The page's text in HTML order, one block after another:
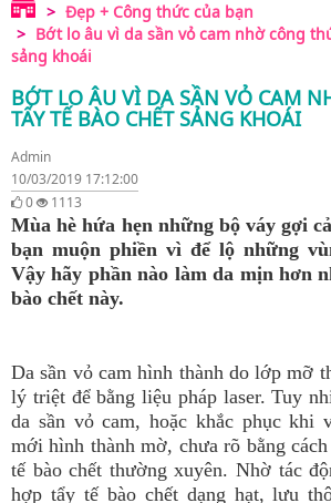
Đẹp + Công thức của bạn
Bớt lo âu vì da sần vỏ cam nhờ công
sảng khoái
BỚT LO ÂU VÌ DA SẦN VỎ CAM
TẨY TẾ BÀO CHẾT SẢNG KHOÁI
Admin
10/03/2019 17:12:00
0
1113
Mùa hè hứa hẹn những bộ váy gợi
bạn muộn phiền vì để lộ những
Vậy hãy phần nào làm da mịn hơn
bào chết này.
Da sần vỏ cam hình thành do lớp mỡ
lý triệt để bằng liệu pháp laser. Tuy
da sần vỏ cam, hoặc khắc phục khi
mới hình thành mờ, chưa rõ bằng
tế bào chết thường xuyên. Nhờ tác
hợp tẩy tế bào chết dạng hạt, lưu